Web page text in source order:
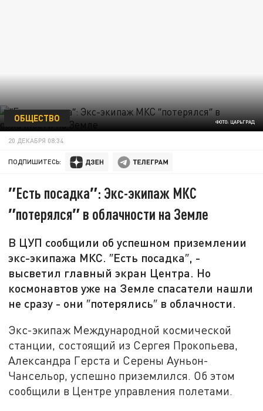
ФОТО: ЦАРЬГРАД
ОБЩЕСТВО
20 ДЕКАБРЯ 08:34
ПОДПИШИТЕСЬ:
″Есть посадка″: Экс-экипаж МКС
″потерялся″ в облачности на Земле
В ЦУП сообщили об успешном приземлении
экс-экипажа МКС. ″Есть посадка″, -
высветил главный экран Центра. Но
космонавтов уже на Земле спасатели нашли
не сразу - они ″потерялись″ в облачности.
Экс-экипаж Международной космической
станции, состоящий из Сергея Прокопьева,
Александра Герста и Серены Ауньон-
Чансельор, успешно приземлился. Об этом
сообщили в Центре управления полетами.